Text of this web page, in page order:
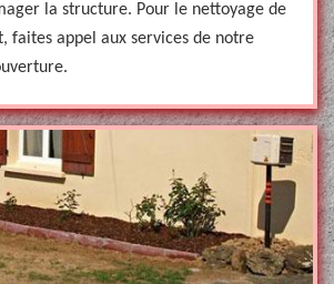
la structure. Pour le nettoyage de
faites appel aux services de notre